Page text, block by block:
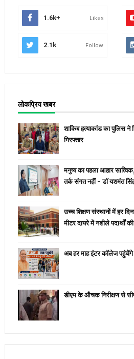
1.6k+ Likes
2.1k Follow
लोकप्रिय खबर
शाकिब हत्याकांड का पुलिस
गिरफ्तार
मनुष्य का पहला आहार
तर्क संगत नहीं - डॉ यशमंत
उच्च शिक्षण संस्थानों में हर
मीटर दायरे में नशीले पदार्थों
अब हर माह इंटर कॉलेज
डीएम के औचक निरीक्षण से